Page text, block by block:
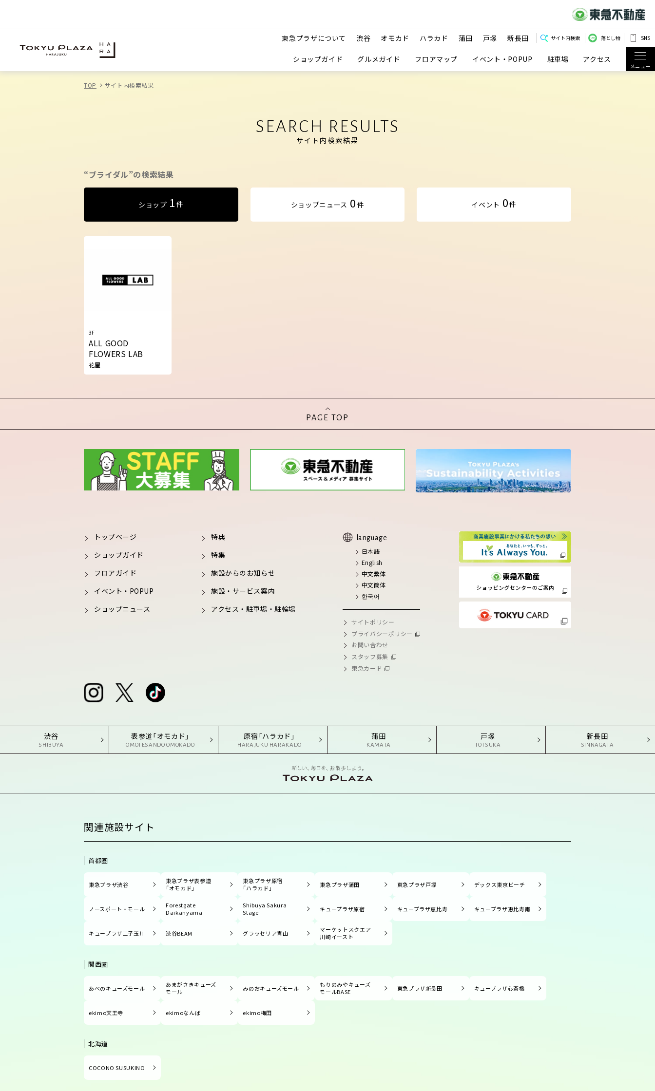
東急プラザについて 渋谷 オモカド ハラカド 蒲田 戸塚 新長田 サイト内検索 落とし物 SNS
ショップガイド グルメガイド フロアマップ イベント・POPUP 駐車場 アクセス
メニュー
TOP サイト内検索結果
SEARCH RESULTS
サイト内検索結果
“ブライダル”の検索結果
ショップ 1 件 ショップニュース 0 件 イベント 0件
3F
ALL GOOD
FLOWERS LAB
花屋
PAGE TOP
トップページ
ショップガイド
フロアガイド
イベント・POPUP
ショップニュース
特典
特集
施設からのお知らせ
施設・サービス案内
アクセス・駐車場・駐輪場
language
日本語
English
中文繁体
中文簡体
한국어
サイトポリシー
プライバシーポリシー
お問い合わせ
スタッフ募集
東急カード
渋谷
SHIBUYA
表参道「オモカド」
OMOTESANDO OMOKADO
原宿「ハラカド」
HARAJUKU HARAKADO
蒲田
KAMATA
戸塚
TOTSUKA
新長田
SINNAGATA
関連施設サイト
首都圏
東急プラザ渋谷
東急プラザ表参道
「オモカド」
東急プラザ原宿
「ハラカド」
東急プラザ蒲田 東急プラザ戸塚 デックス東京ビーチ
ノースポート・モール
Forestgate
Daikanyama
Shibuya Sakura
Stage
キュープラザ原宿 キュープラザ恵比寿 キュープラザ恵比寿南
キュープラザ二子玉川 渋谷BEAM グラッセリア青山
マーケットスクエア
川崎イースト
関西圏
あべのキューズモール
あまがさきキューズ
モール
みのおキューズモール
もりのみやキューズ
モールBASE
東急プラザ新長田 キュープラザ心斎橋
ekimo天王寺 ekimoなんば ekimo梅田
北海道
COCONO SUSUKINO